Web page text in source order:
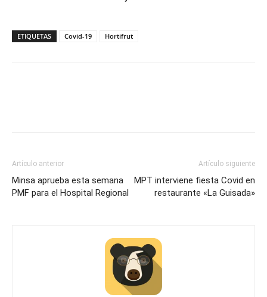
ETIQUETAS Covid-19 Hortifrut
Artículo anterior
Minsa aprueba esta semana
PMF para el Hospital Regional
Artículo siguiente
MPT interviene fiesta Covid en
restaurante «La Guisada»